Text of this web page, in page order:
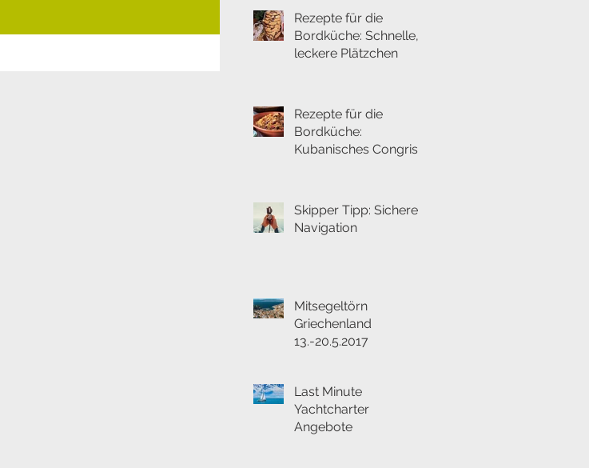
Rezepte für die
Bordküche: Schnelle,
leckere Plätzchen
Rezepte für die
Bordküche:
Kubanisches Congris
Skipper Tipp: Sichere
Navigation
Mitsegeltörn
Griechenland
13.-20.5.2017
Last Minute
Yachtcharter
Angebote